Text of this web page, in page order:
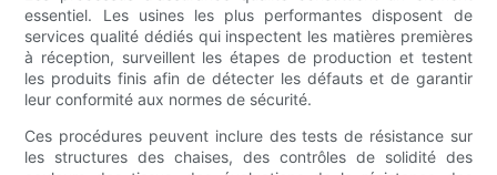
essentiel. Les usines les plus performantes disposent de
services qualité dédiés qui inspectent les matières premières
à réception, surveillent les étapes de production et testent
les produits finis afin de détecter les défauts et de garantir
leur conformité aux normes de sécurité.
Ces procédures peuvent inclure des tests de résistance sur
les structures des chaises, des contrôles de solidité des